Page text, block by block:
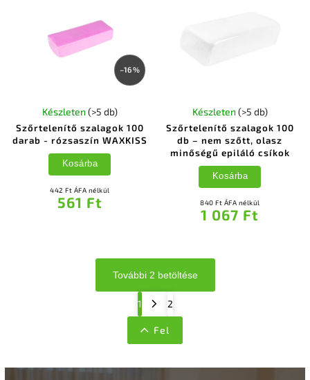
–16 %
Szőrtelenítő szalagok 100
darab - rózsaszín WAXKISS
Készleten (>5 db)
442 Ft ÁFA nélkül
561 Ft
Kosárba
Szőrtelenítő szalagok 100
db – nem szőtt, olasz
minőségű epiláló csíkok
Készleten (>5 db)
840 Ft ÁFA nélkül
1 067 Ft
Kosárba
További 2 betöltése
1 2
Fel